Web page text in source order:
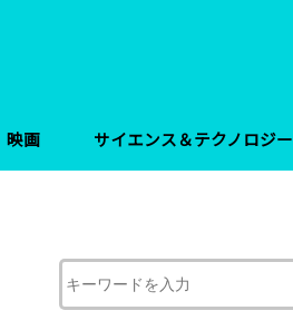
映画 サイエンス＆テクノロジー